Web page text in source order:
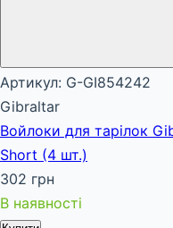
Артикул: G-GI854242
Gibraltar
Войлоки для тарілок
Short (4 шт.)
302 грн
В наявності